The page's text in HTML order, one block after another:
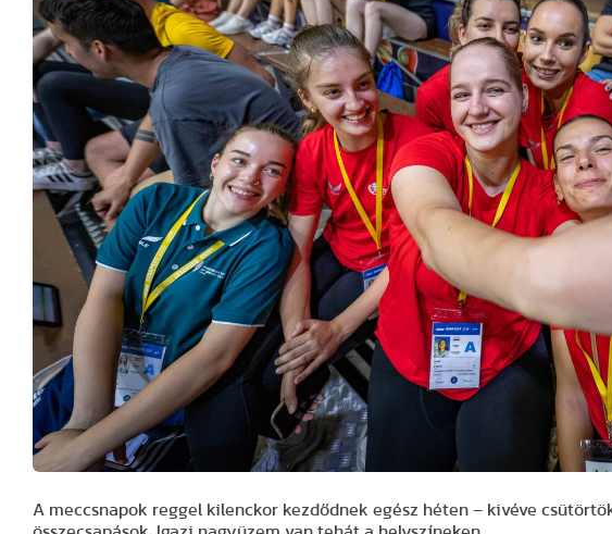
A meccsnapok reggel kilenckor kezdődnek egész héten – kivéve